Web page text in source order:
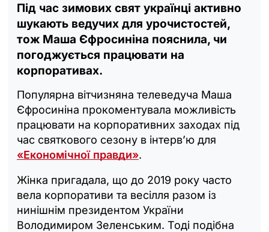
Під час зимових свят українці активно
шукають ведучих для урочистостей,
тож Маша Єфросиніна пояснила, чи
погоджується працювати на
корпоративах.
Популярна вітчизняна телеведуча Маша
Єфросиніна прокоментувала можливість
працювати на корпоративних заходах під
час святкового сезону в інтерв’ю для
«Економічної правди».
Жінка пригадала, що до 2019 року часто
вела корпоративи та весілля разом із
нинішнім президентом України
Володимиром Зеленським. Тоді подібна